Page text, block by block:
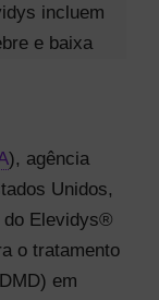
incluem
e baixa
), agência
Unidos,
do Elevidys®
o tratamento
em